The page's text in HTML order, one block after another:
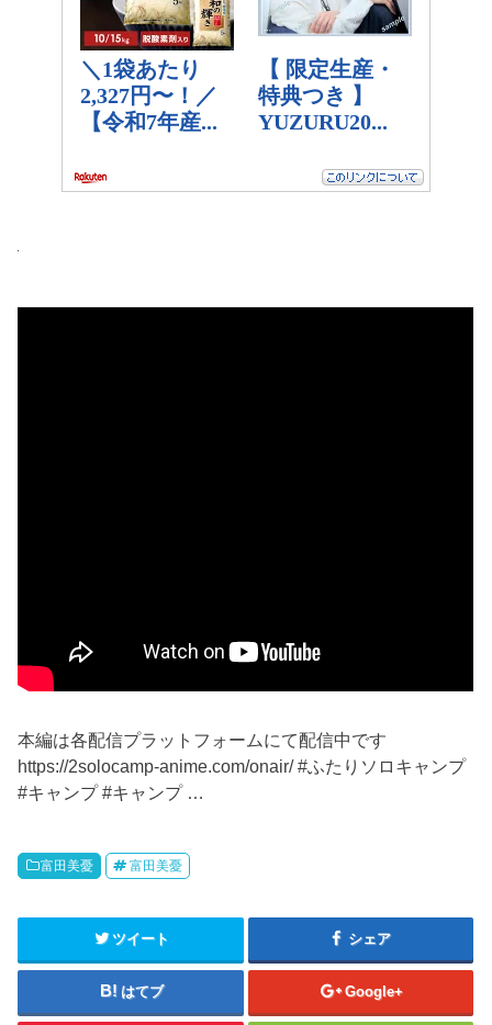
本編は各配信プラットフォームにて配信中です
https://2solocamp-anime.com/onair/ #ふたりソロキャンプ
#キャンプ #キャンプ …
富田美憂 富田美憂
ツイート シェア
はてブ Google+